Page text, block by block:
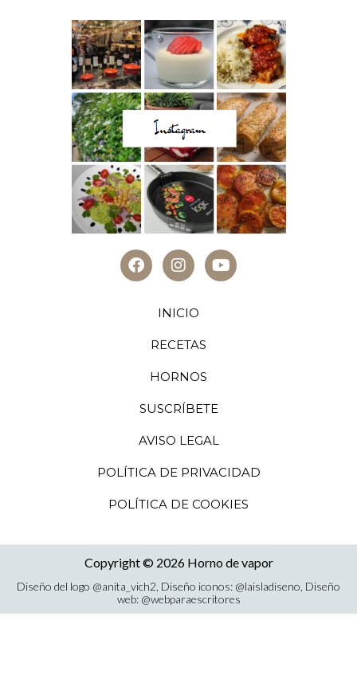
INICIO
RECETAS
HORNOS
SUSCRÍBETE
AVISO LEGAL
POLÍTICA DE PRIVACIDAD
POLÍTICA DE COOKIES
Copyright © 2026 Horno de vapor
Diseño del logo @anita_vich2, Diseño iconos: @laisladiseno, Diseño
web: @webparaescritores